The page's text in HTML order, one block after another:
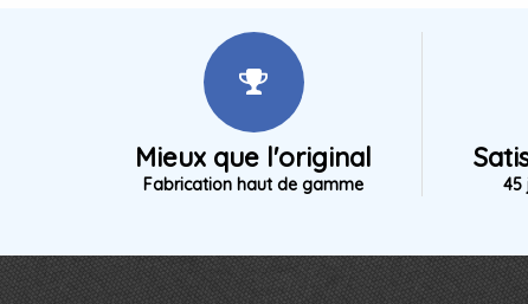
Mieux que l'original
Fabrication haut de gamme 45